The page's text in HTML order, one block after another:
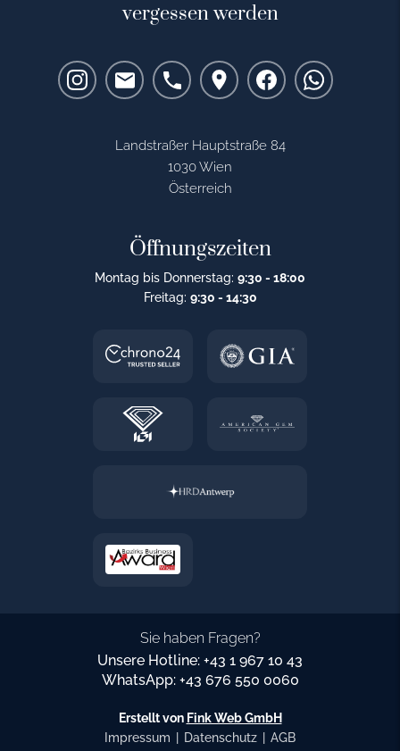
vergessen werden
Landstraßer Hauptstraße 84
1030 Wien
Österreich
Öffnungszeiten
Montag bis Donnerstag: 9:30 - 18:00
Freitag: 9:30 - 14:30
Sie haben Fragen?
Unsere Hotline: +43 1 967 10 43
WhatsApp: +43 676 550 0060
Erstellt von Fink Web GmbH
Impressum | Datenschutz | AGB